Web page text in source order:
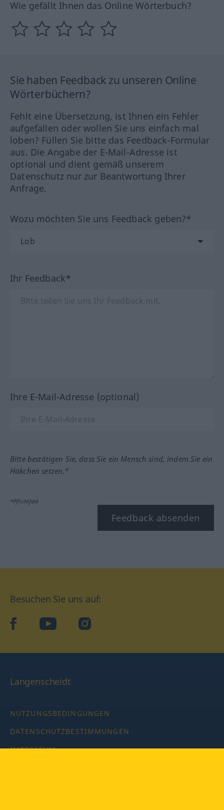
Wie gefällt Ihnen das Online Wörterbuch?
Sie haben Feedback zu unseren Online
Wörterbüchern?
Fehlt eine Übersetzung, ist Ihnen ein Fehler
aufgefallen oder wollen Sie uns einfach mal
loben? Füllen Sie bitte das Feedback-Formular
aus. Die Angabe der E-Mail-Adresse ist
optional und dient gemäß unserem
Datenschutz nur zur Beantwortung Ihrer
Anfrage.
Wozu möchten Sie uns Feedback geben?*
Ihr Feedback*
Ihre E-Mail-Adresse (optional)
Bitte bestätigen Sie, dass Sie ein Mensch sind, indem Sie ein
Häkchen setzen.*
*Pflichtfeld
Feedback absenden
Besuchen Sie uns auf:
facebookYouTube Instagram
Langenscheidt
NUTZUNGSBEDINGUNGEN
DATENSCHUTZBESTIMMUNGEN
IMPRESSUM